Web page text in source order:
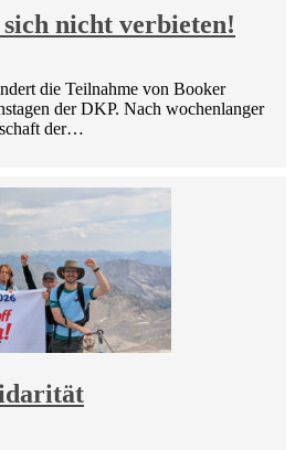
nicht verbieten!
die Teilnahme von Booker
der DKP. Nach wochenlanger
der…